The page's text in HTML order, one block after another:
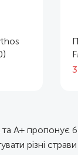
А+ пропонує
різні